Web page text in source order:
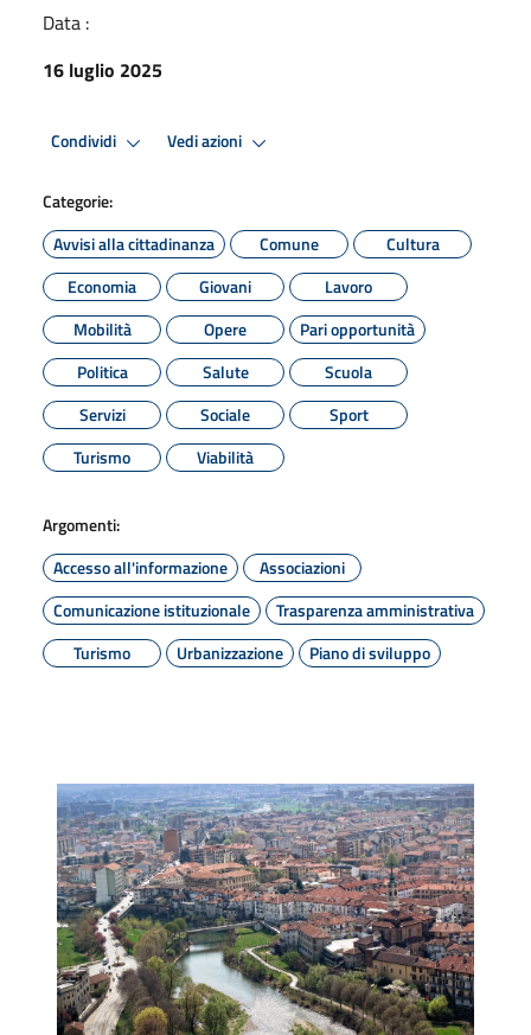
Data :
16 luglio 2025
Condividi Vedi azioni
Categorie:
Avvisi alla cittadinanza
Comune
Cultura
Economia
Giovani
Lavoro
Mobilità
Opere
Pari opportunità
Politica
Salute
Scuola
Servizi
Sociale
Sport
Turismo
Viabilità
Argomenti:
Accesso all'informazione
Associazioni
Comunicazione istituzionale
Trasparenza amministrativa
Turismo
Urbanizzazione Piano di sviluppo